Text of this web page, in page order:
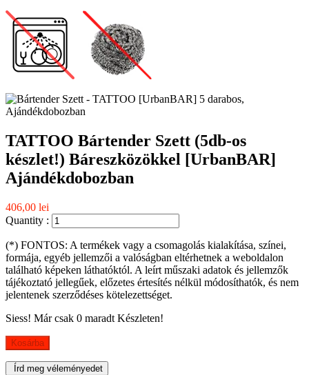
TATTOO Bártender Szett (5db-os
készlet!) Báreszközökkel [UrbanBAR]
Ajándékdobozban
406,00 lei
Quantity :
(*) FONTOS: A termékek vagy a csomagolás kialakítása, színei,
formája, egyéb jellemzői a valóságban eltérhetnek a weboldalon
található képeken láthatóktól. A leírt műszaki adatok és jellemzők
tájékoztató jellegűek, előzetes értesítés nélkül módosíthatók, és nem
jelentenek szerződéses kötelezettséget.
Siess! Már csak 0 maradt Készleten!
Kosárba
Írd meg véleményedet